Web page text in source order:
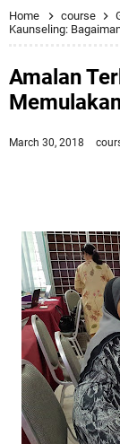
Home course
Kaunseling:
Amalan
March 30, 2018